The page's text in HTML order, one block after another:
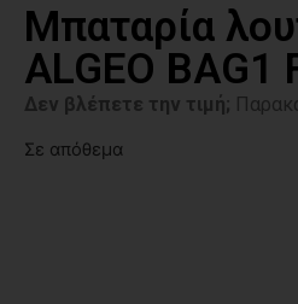
Μπαταρία
ALGEO BAG1
Δεν βλέπετε την τιμή;
Σε απόθεμα